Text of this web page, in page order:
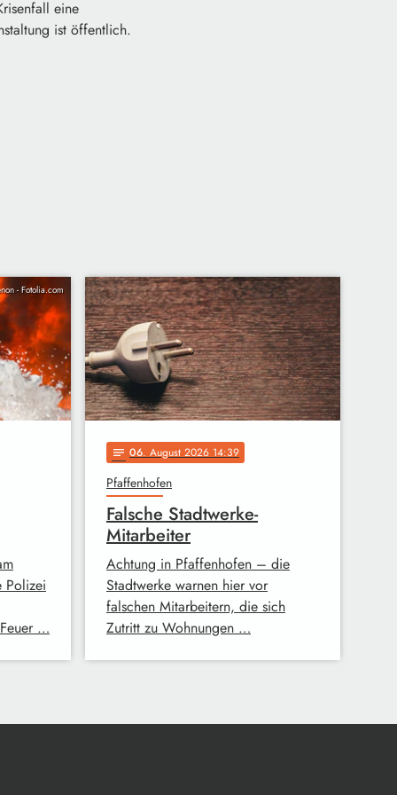
eine
ist öffentlich.
- Fotolia.com
Polizei
…
notes 06. August 2026 14:39
Pfaffenhofen
Falsche Stadtwerke-
Mitarbeiter
Achtung in Pfaffenhofen – die
Stadtwerke warnen hier vor
falschen Mitarbeitern, die sich
Zutritt zu Wohnungen …